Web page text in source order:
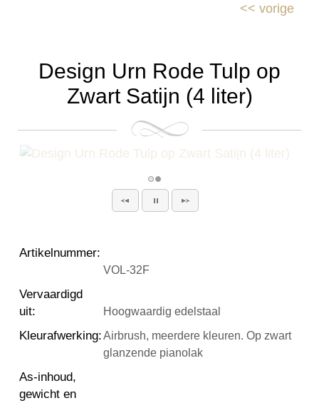
<< vorige
Design Urn Rode Tulp op
Zwart Satijn (4 liter)
Artikelnummer:
VOL-32F
Vervaardigd
uit: Hoogwaardig edelstaal
Kleurafwerking:Airbrush, meerdere kleuren. Op zwart
glanzende pianolak
As-inhoud,
gewicht en